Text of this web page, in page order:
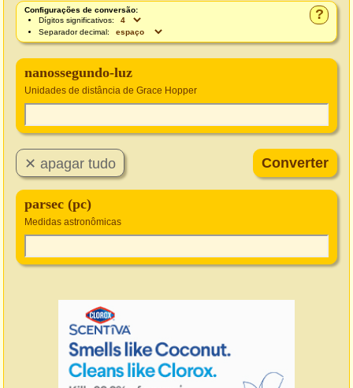
?
Configurações de conversão:
Dígitos significativos:
Separador decimal:
nanossegundo-luz
Unidades de distância de Grace Hopper
parsec (pc)
Medidas astronômicas